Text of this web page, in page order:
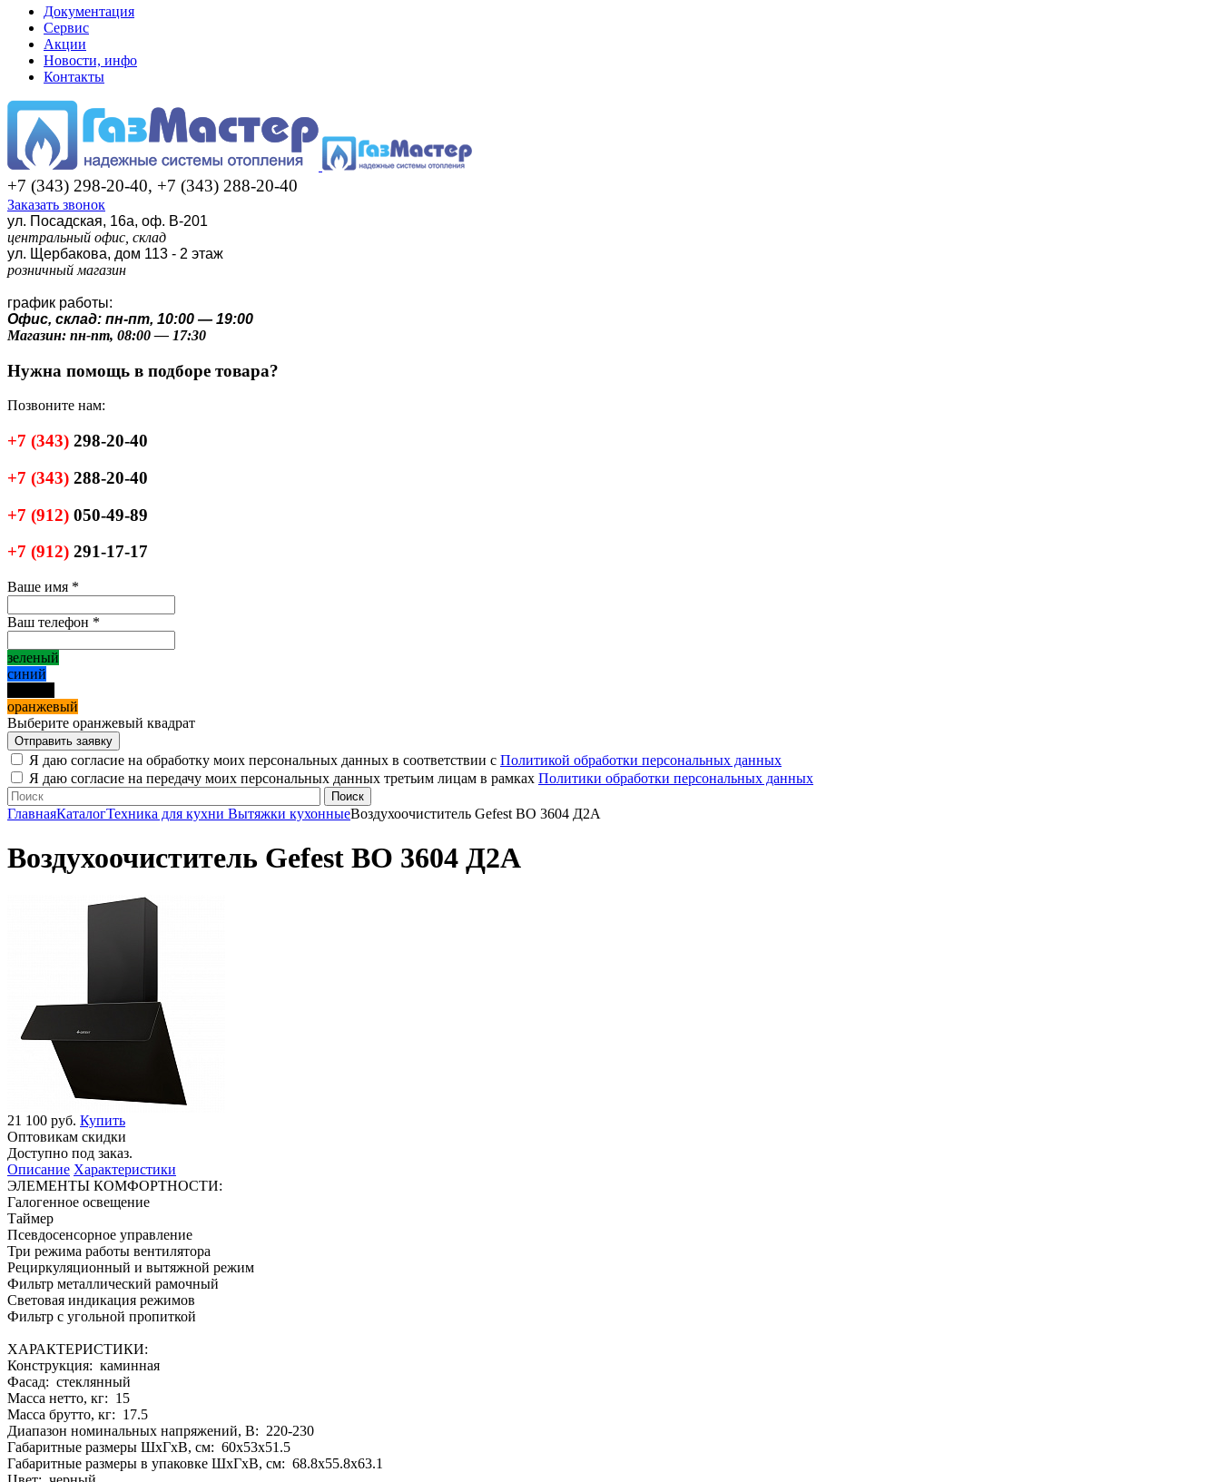
Документация
Сервис
Акции
Новости, инфо
Контакты
+7 (343) 298-20-40, +7 (343) 288-20-40
Заказать звонок
ул. Посадская, 16а, оф. В-201
центральный офис, склад
ул. Щербакова, дом 113 - 2 этаж
розничный магазин
график работы:
Офис, склад: пн-пт, 10:00 — 19:00
Магазин: пн-пт, 08:00 — 17:30
Нужна помощь в подборе товара?
Позвоните нам:
+7 (343) 298-20-40
+7 (343) 288-20-40
+7 (912) 050-49-89
+7 (912) 291-17-17
Ваше имя *
Ваш телефон *
зеленый
синий
оранжевый
Выберите оранжевый квадрат
Я даю согласие на обработку моих персональных данных в соответствии с Политикой обработки персональных данных
Я даю согласие на передачу моих персональных данных третьим лицам в рамках Политики обработки персональных данных
ГлавнаяКаталогТехника для кухни Вытяжки кухонныеВоздухоочиститель Gefest ВО 3604 Д2А
Воздухоочиститель Gefest ВО 3604 Д2А
21 100 руб. Купить
Оптовикам скидки
Доступно под заказ.
Описание Характеристики
ЭЛЕМЕНТЫ КОМФОРТНОСТИ:
Галогенное освещение
Таймер
Псевдосенсорное управление
Три режима работы вентилятора
Рециркуляционный и вытяжной режим
Фильтр металлический рамочный
Световая индикация режимов
Фильтр с угольной пропиткой
ХАРАКТЕРИСТИКИ:
Конструкция: каминная
Фасад: стеклянный
Масса нетто, кг: 15
Масса брутто, кг: 17.5
Диапазон номинальных напряжений, В: 220-230
Габаритные размеры ШхГхВ, см: 60x53x51.5
Габаритные размеры в упаковке ШхГхВ, см: 68.8x55.8x63.1